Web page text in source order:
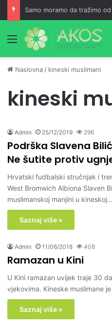
Meni
Naslovna / kineski muslimani
kineski
Admin 25/12/2019 296
Podrška Slavena
Ne šutite protiv
Hrvatski fudbalski stručnjak i
West Bromwich Albiona Slaven
muslimanskoj manjini u kineskoj…
Saznaj više »
Admin 11/06/2018 408
Ramazan u Kini
U Kini ramazan uvijek traje 30
vjekovima. Kineske muslimane
Saznaj više »